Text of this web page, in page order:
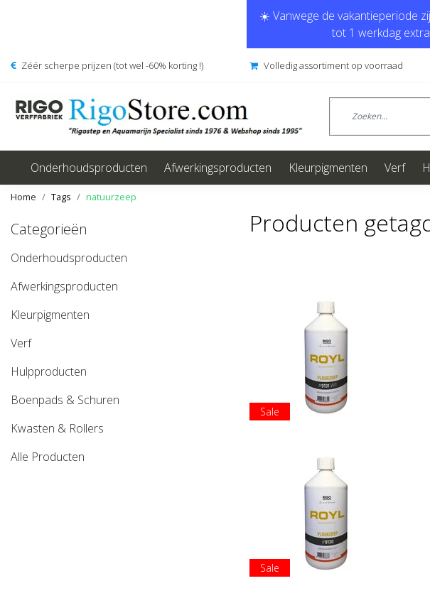
☀️ Vanwege de vakantieperiode
tot 1 werkdag
Zéér scherpe prijzen (tot wel -60% korting !) Volledig assortiment op voorraad
Onderhoudsproducten Afwerkingsproducten Kleurpigmenten Verf
Home Tags natuurzeep
Categorieën
Onderhoudsproducten
Afwerkingsproducten
Kleurpigmenten
Verf
Hulpproducten
Boenpads & Schuren
Kwasten & Rollers
Alle Producten
Producten
Sale
Sale